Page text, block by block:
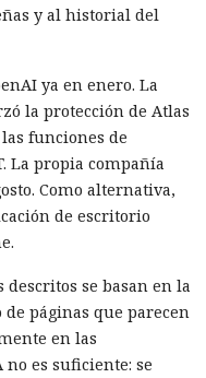
y al historial del
ya en enero. La
la protección de Atlas
funciones de
La propia compañía
Como alternativa,
de escritorio
se basan en la
páginas que parecen
en las
es suficiente: se